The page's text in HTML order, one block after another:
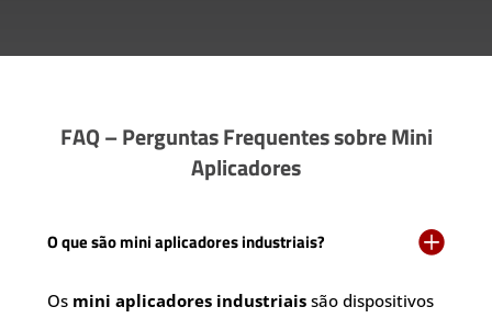
FAQ – Perguntas Frequentes sobre Mini
Aplicadores
O que são mini aplicadores industriais? 
Os mini aplicadores industriais são dispositivos